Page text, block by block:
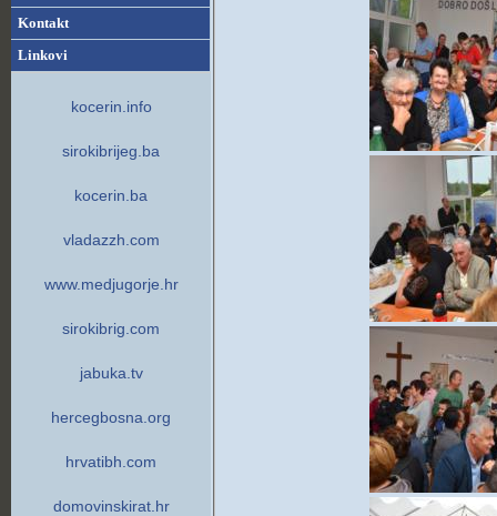
Kontakt
Linkovi
kocerin.info
sirokibrijeg.ba
kocerin.ba
vladazzh.com
www.medjugorje.hr
sirokibrig.com
jabuka.tv
hercegbosna.org
hrvatibh.com
domovinskirat.hr